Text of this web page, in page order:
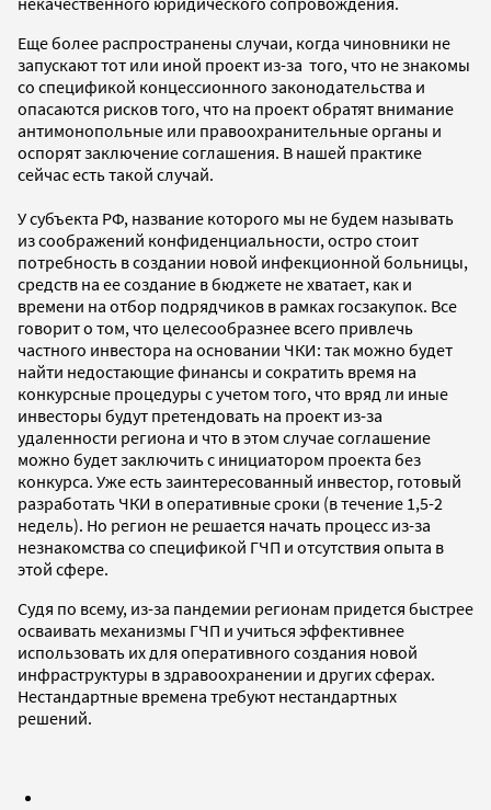
Еще более распространены случаи, когда чиновники не
запускают тот или иной проект из-за того, что не знакомы
со спецификой концессионного законодательства и
опасаются рисков того, что на проект обратят внимание
антимонопольные или правоохранительные органы и
оспорят заключение соглашения. В нашей практике
сейчас есть такой случай.
У субъекта РФ, название которого мы не будем называть
из соображений конфиденциальности, остро стоит
потребность в создании новой инфекционной больницы,
средств на ее создание в бюджете не хватает, как и
времени на отбор подрядчиков в рамках госзакупок. Все
говорит о том, что целесообразнее всего привлечь
частного инвестора на основании ЧКИ: так можно будет
найти недостающие финансы и сократить время на
конкурсные процедуры с учетом того, что вряд ли иные
инвесторы будут претендовать на проект из-за
удаленности региона и что в этом случае соглашение
можно будет заключить с инициатором проекта без
конкурса. Уже есть заинтересованный инвестор, готовый
разработать ЧКИ в оперативные сроки (в течение 1,5-2
недель). Но регион не решается начать процесс из-за
незнакомства со спецификой ГЧП и отсутствия опыта в
этой сфере.
Судя по всему, из-за пандемии регионам придется быстрее
осваивать механизмы ГЧП и учиться эффективнее
использовать их для оперативного создания новой
инфраструктуры в здравоохранении и других сферах.
Нестандартные времена требуют нестандартных
решений.